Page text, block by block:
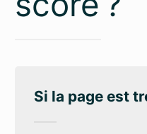
Si la page est